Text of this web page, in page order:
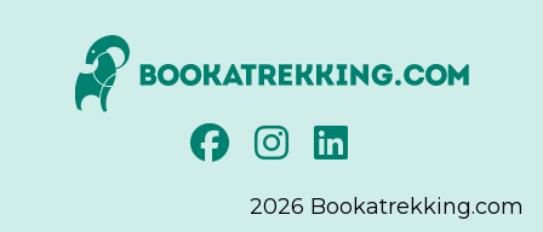
2026 Bookatrekking.com